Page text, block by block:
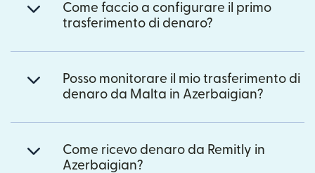
Come faccio a configurare il primo
trasferimento di denaro?
Posso monitorare il mio trasferimento di
denaro da Malta in Azerbaigian?
Come ricevo denaro da Remitly in
Azerbaigian?